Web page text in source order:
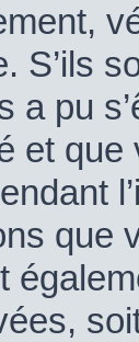
S’ils
a pu
et que
que